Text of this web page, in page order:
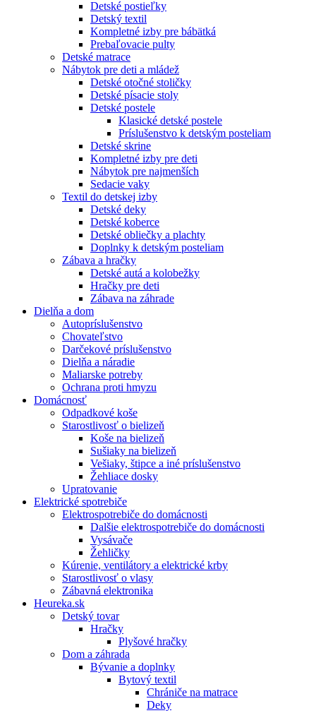
Detské postieľky
Detský textil
Kompletné izby pre bábätká
Prebaľovacie pulty
Detské matrace
Nábytok pre deti a mládež
Detské otočné stoličky
Detské písacie stoly
Detské postele
Klasické detské postele
Príslušenstvo k detským posteliam
Detské skrine
Kompletné izby pre deti
Nábytok pre najmenších
Sedacie vaky
Textil do detskej izby
Detské deky
Detské koberce
Detské obliečky a plachty
Doplnky k detským posteliam
Zábava a hračky
Detské autá a kolobežky
Hračky pre deti
Zábava na záhrade
Dielňa a dom
Autopríslušenstvo
Chovateľstvo
Darčekové príslušenstvo
Dielňa a náradie
Maliarske potreby
Ochrana proti hmyzu
Domácnosť
Odpadkové koše
Starostlivosť o bielizeň
Koše na bielizeň
Sušiaky na bielizeň
Vešiaky, štipce a iné príslušenstvo
Žehliace dosky
Upratovanie
Elektrické spotrebiče
Elektrospotrebiče do domácnosti
Dalšie elektrospotrebiče do domácnosti
Vysávače
Žehličky
Kúrenie, ventilátory a elektrické krby
Starostlivosť o vlasy
Zábavná elektronika
Heureka.sk
Detský tovar
Hračky
Plyšové hračky
Dom a záhrada
Bývanie a doplnky
Bytový textil
Chrániče na matrace
Deky